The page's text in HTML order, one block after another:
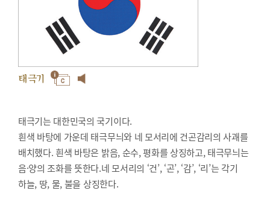
태극기
태극기는 대한민국의 국기이다.
흰색 바탕에 가운데 태극무늬와 네 모서리에 건곤감리의 사괘를
배치했다. 흰색 바탕은 밝음, 순수, 평화를 상징하고, 태극무늬는
음·양의 조화를 뜻한다.네 모서리의 ‘건’, ‘곤’, ‘감’, ‘리’는 각기
하늘, 땅, 물, 불을 상징한다.